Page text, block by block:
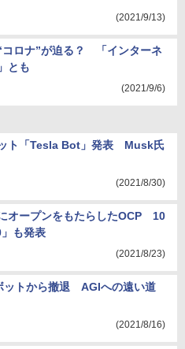
(2021/9/13)
コロナ”が迫る？ 「インターネ
とも
(2021/9/6)
ト「Tesla Bot」発表 Musk氏
(2021/8/30)
オープンをもたらしたOCP 10
も発表
(2021/8/23)
ットから撤退 AGIへの遠い道
(2021/8/16)